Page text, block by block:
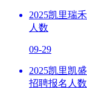
2025凯里瑞
人数
09-29
2025凯里凯
招聘报名人数